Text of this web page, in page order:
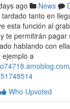
ago News
tanto en
esta función al
te permitirán pagar
hablando con
ejemplo a
Who Upvoted